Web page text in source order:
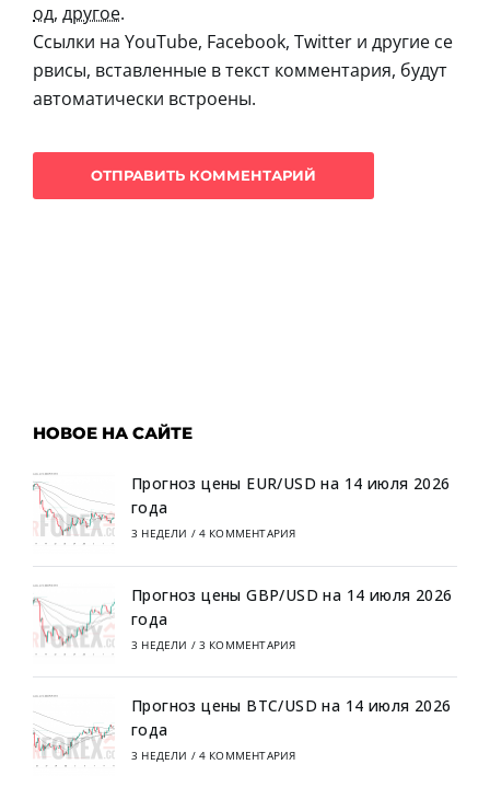
од, другое.
Ссылки на YouTube, Facebook, Twitter и другие се
рвисы, вставленные в текст комментария, будут
автоматически встроены.
НОВОЕ НА САЙТЕ
Прогноз цены EUR/USD на 14 июля 2026
года
3 НЕДЕЛИ / 4 КОММЕНТАРИЯ
Прогноз цены GBP/USD на 14 июля 2026
года
3 НЕДЕЛИ / 3 КОММЕНТАРИЯ
Прогноз цены BTC/USD на 14 июля 2026
года
3 НЕДЕЛИ / 4 КОММЕНТАРИЯ